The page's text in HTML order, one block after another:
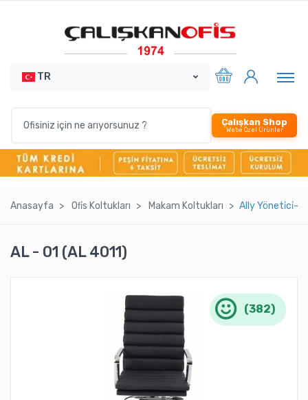
TR
Çalışkan Shop
Webe Özel Ürünler
Anasayfa Ofi̇s Koltukları Makam Koltukları Ally Yöneti̇ci̇-
AL - 01 (AL 4011)
(382)